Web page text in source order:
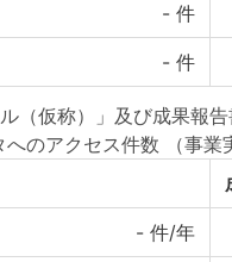
- 件
- 件
仮称）」及び成果報
のアクセス件数 （事業
- 件/年